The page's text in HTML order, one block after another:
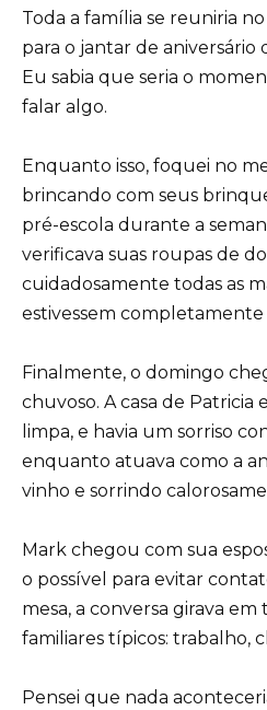
Toda a família se reuniria
para o jantar de aniversário
Eu sabia que seria o
falar algo.
Enquanto isso, foquei no
brincando com seus
pré-escola durante a
verificava suas roupas de
cuidadosamente todas as
estivessem completamente
Finalmente, o domingo
chuvoso. A casa de
limpa, e havia um sorriso
enquanto atuava como a
vinho e sorrindo
Mark chegou com sua
o possível para evitar
mesa, a conversa girava
familiares típicos: trabalho,
Pensei que nada